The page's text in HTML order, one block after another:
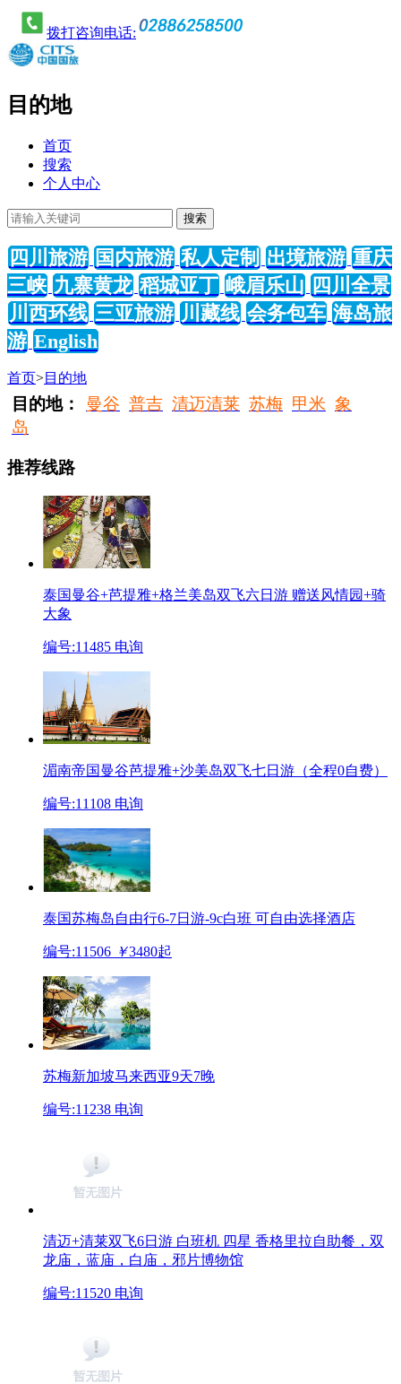
拨打咨询电话:
目的地
首页
搜索
个人中心
四川旅游 国内旅游 私人定制 出境旅游 重庆
三峡 九寨黄龙 稻城亚丁 峨眉乐山 四川全景
川西环线 三亚旅游 川藏线 会务包车 海岛旅
游 English
首页>目的地
目的地： 曼谷 普吉 清迈清莱 苏梅 甲米 象
岛
推荐线路
泰国曼谷+芭提雅+格兰美岛双飞六日游 赠送风情园+骑
大象
编号:11485 电询
湄南帝国曼谷芭提雅+沙美岛双飞七日游（全程0自费）
编号:11108 电询
泰国苏梅岛自由行6-7日游-9c白班 可自由选择酒店
编号:11506 ￥3480起
苏梅新加坡马来西亚9天7晚
编号:11238 电询
清迈+清莱双飞6日游 白班机 四星 香格里拉自助餐，双
龙庙，蓝庙，白庙，邪片博物馆
编号:11520 电询